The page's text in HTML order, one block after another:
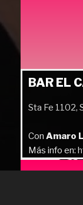
BAR EL
Sta Fe 1102,
Con Amaro
Más info en: